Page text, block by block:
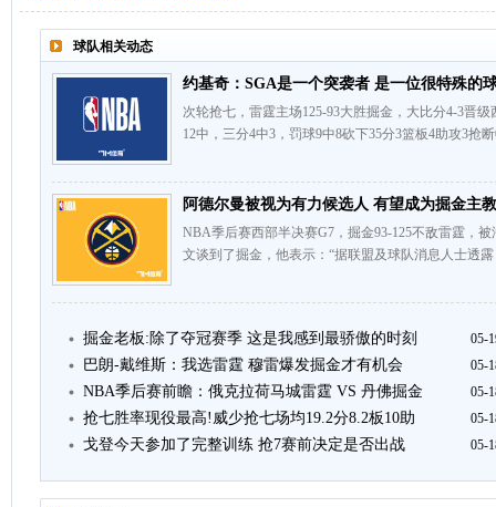
球队相关动态
约基奇：SGA是一个突袭者 是一位很特殊的
次轮抢七，雷霆主场125-93大胜掘金，大比分4-3晋
12中，三分4中3，罚球9中8砍下35分3篮板4助攻3
阿德尔曼被视为有力候选人 有望成为掘金主
NBA季后赛西部半决赛G7，掘金93-125不敌雷霆，
文谈到了掘金，他表示：“据联盟及球队消息人士透
掘金老板:除了夺冠赛季 这是我感到最骄傲的时刻 05-
巴朗-戴维斯：我选雷霆 穆雷爆发掘金才有机会 05-
NBA季后赛前瞻：俄克拉荷马城雷霆 VS 丹佛掘金 05-
抢七胜率现役最高!威少抢七场均19.2分8.2板10助 05-
戈登今天参加了完整训练 抢7赛前决定是否出战 05-